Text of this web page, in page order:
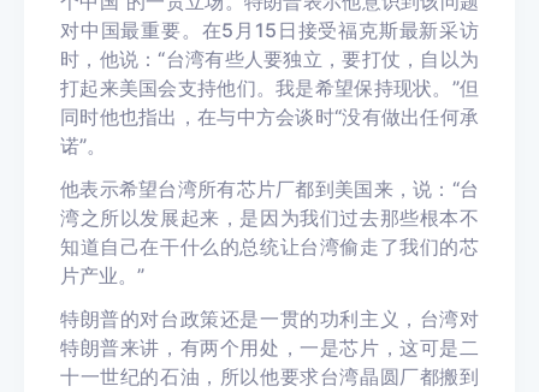
对中国最重要。在5月15日接受福克斯最新采访
时，他说：“台湾有些人要独立，要打仗，自以为
打起来美国会支持他们。我是希望保持现状。”但
同时他也指出，在与中方会谈时“没有做出任何承
诺”。
他表示希望台湾所有芯片厂都到美国来，说：“台
湾之所以发展起来，是因为我们过去那些根本不
知道自己在干什么的总统让台湾偷走了我们的芯
片产业。”
特朗普的对台政策还是一贯的功利主义，台湾对
特朗普来讲，有两个用处，一是芯片，这可是二
十一世纪的石油，所以他要求台湾晶圆厂都搬到